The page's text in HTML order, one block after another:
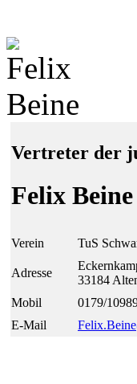
Vertreter der
Felix Beine
Verein TuS
Adresse
33184
Mobil
0179/
E-Mail